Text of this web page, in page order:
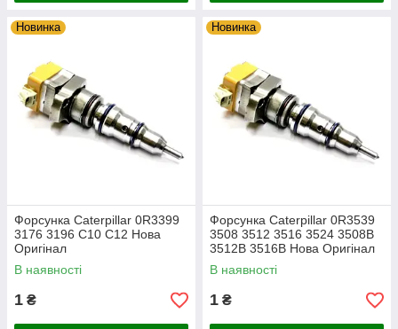
Новинка
Форсунка Caterpillar 0R3399
3176 3196 C10 C12 Нова
Оригінал
В наявності
1 ₴
Новинка
Форсунка Caterpillar 0R3539
3508 3512 3516 3524 3508B
3512B 3516B Нова Оригінал
В наявності
1 ₴